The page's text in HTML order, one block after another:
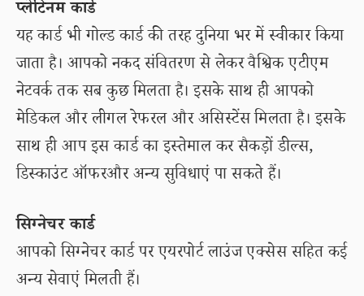
प्लेटिनम कार्ड
यह कार्ड भी गोल्ड कार्ड की तरह दुनिया भर में स्वीकार किया
जाता है। आपको नकद संवितरण से लेकर वैश्विक एटीएम
नेटवर्क तक सब कुछ मिलता है। इसके साथ ही आपको
मेडिकल और लीगल रेफरल और असिस्टेंस मिलता है। इसके
साथ ही आप इस कार्ड का इस्तेमाल कर सैकड़ों डील्स,
डिस्काउंट ऑफरऔर अन्य सुविधाएं पा सकते हैं।
सिग्नेचर कार्ड
आपको सिग्नेचर कार्ड पर एयरपोर्ट लाउंज एक्सेस सहित कई
अन्य सेवाएं मिलती हैं।